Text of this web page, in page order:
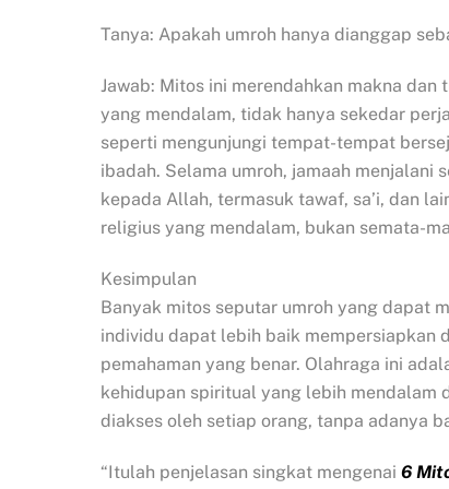
Tanya: Apakah umroh hanya dianggap
Jawab: Mitos ini merendahkan makna
yang mendalam, tidak hanya sekedar
seperti mengunjungi tempat-tempat
ibadah. Selama umroh, jamaah
kepada Allah, termasuk tawaf, sa’i, dan
religius yang mendalam, bukan semata-
Kesimpulan
Banyak mitos seputar umroh yang dapat
individu dapat lebih baik mempersiapkan
pemahaman yang benar. Olahraga ini
kehidupan spiritual yang lebih mendalam
diakses oleh setiap orang, tanpa adanya
“Itulah penjelasan singkat mengenai 6